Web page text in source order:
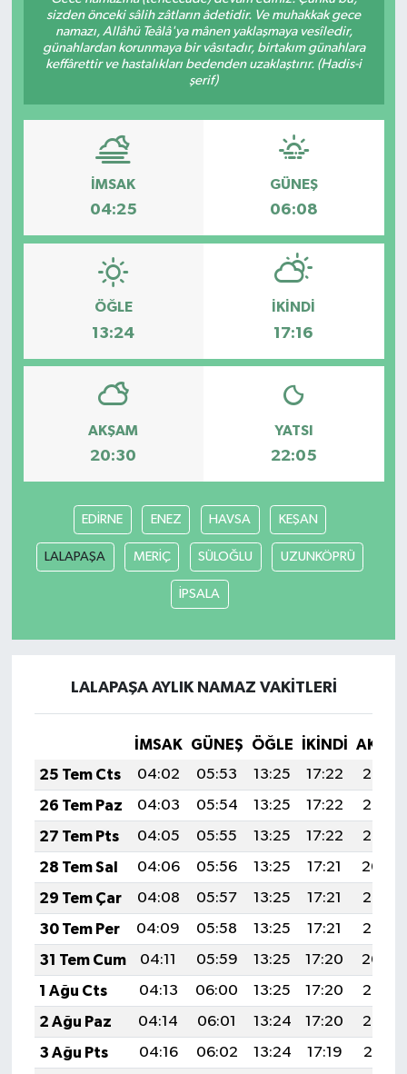
sizden önceki sâlih zâtların âdetidir. Ve muhakkak gece
namazı, Allâhü Teâlâ'ya mânen yaklaşmaya vesîledir,
günahlardan korunmaya bir vâsıtadır, birtakım günahlara
keffârettir ve hastalıkları bedenden uzaklaştırır. (Hadis-i
şerif)
İMSAK
04:25
GÜNEŞ
06:08
ÖĞLE
13:24
İKINDI
17:16
AKŞAM
20:30
YATSI
22:05
EDİRNE ENEZ HAVSA KEŞAN
LALAPAŞA MERİÇ SÜLOĞLU UZUNKÖPRÜ
İPSALA
LALAPAŞA AYLIK NAMAZ VAKITLERI
İMSAK GÜNEŞ ÖĞLE İKINDI
25 Tem Cts
04:02 05:53 13:25 17:22
20:46
26 Tem Paz
04:03 05:54 13:25 17:22
20:46
27 Tem Pts
04:05 05:55 13:25 17:22
20:45
28 Tem Sal
04:06 05:56 13:25 17:21
20:44
29 Tem Çar
04:08 05:57 13:25 17:21
20:43
30 Tem Per
04:09 05:58 13:25 17:21
20:42
31 Tem Cum
04:11 05:59 13:25 17:20
20:40
1 Ağu Cts
04:13 06:00 13:25 17:20
20:39
2 Ağu Paz
04:14 06:01 13:24 17:20
20:38
3 Ağu Pts
04:16 06:02 13:24 17:19
20:37